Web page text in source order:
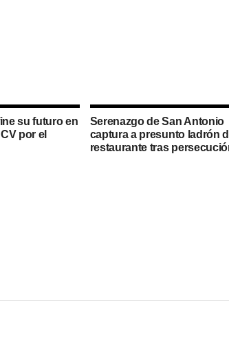
su futuro en
por el
Serenazgo de San Antonio
captura a presunto ladrón
restaurante tras